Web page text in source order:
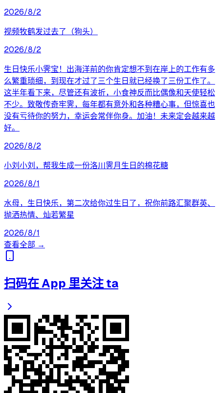
2026/8/2
视频牧鹤发过去了（狗头）
2026/8/2
生日快乐小霁宝！出海洋前的你肯定想不到在岸上的工作有多
么繁重琐细，到现在才过了三个生日就已经换了三份工作了。
这半年看下来，尽管还有波折，小食神反而比偶像和天使轻松
不少。致敬传奇牢霁，每年都有意外和各种糟心事，但惊喜也
没有亏待你的努力，幸运会常伴你身。加油！未来定会越来越
好。
2026/8/2
小刘小刘，帮我生成一份洛川霁月生日的棉花糖
2026/8/1
水母，生日快乐，第二次给你过生日了，祝你前路汇聚群英、
抛洒热情、灿若繁星
2026/8/1
查看全部 →
扫码在 App 里关注 ta